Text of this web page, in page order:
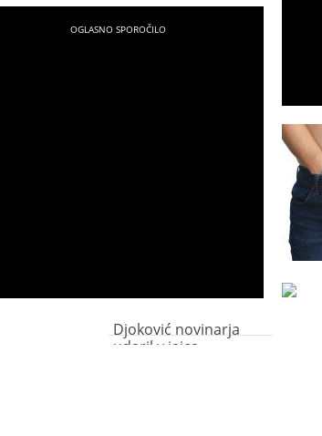
Djoković novinarja
udaril v jajca